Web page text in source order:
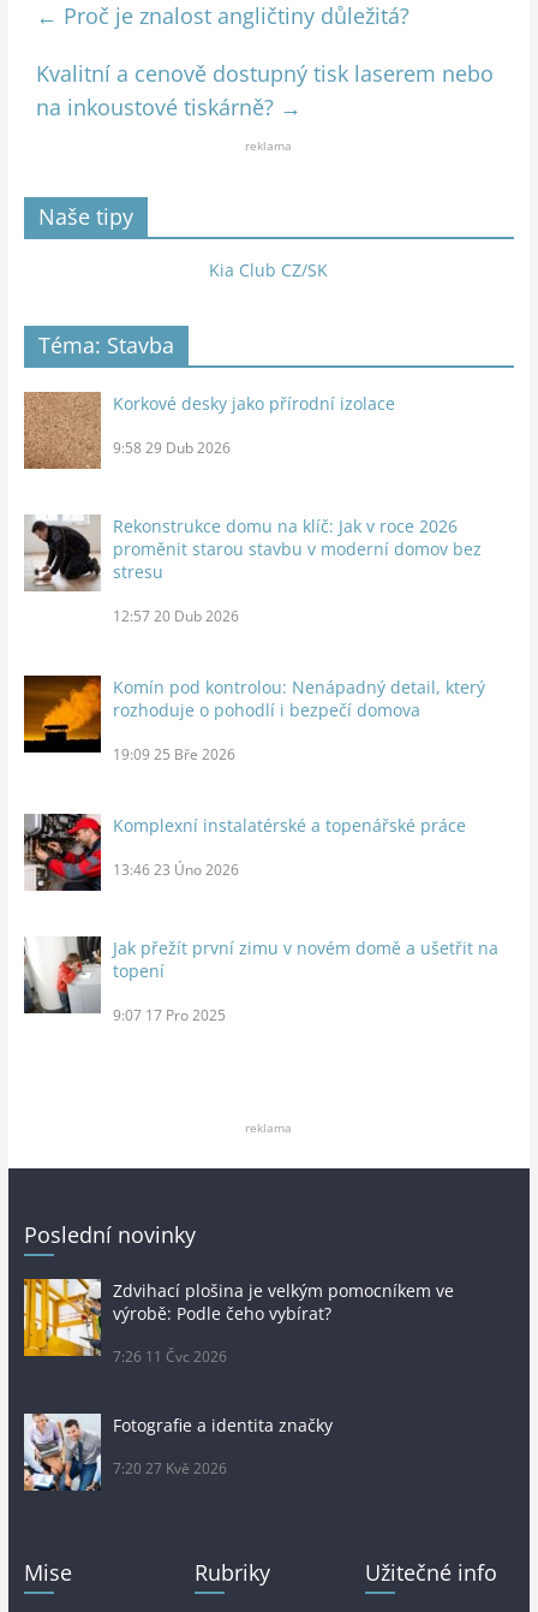
← Proč je znalost angličtiny důležitá?
Kvalitní a cenově dostupný tisk laserem nebo
na inkoustové tiskárně? →
reklama
Naše tipy
Kia Club CZ/SK
Téma: Stavba
Korkové desky jako přírodní izolace
9:58 29 Dub 2026
Rekonstrukce domu na klíč: Jak v roce 2026
proměnit starou stavbu v moderní domov bez
stresu
12:57 20 Dub 2026
Komín pod kontrolou: Nenápadný detail, který
rozhoduje o pohodlí i bezpečí domova
19:09 25 Bře 2026
Komplexní instalatérské a topenářské práce
13:46 23 Úno 2026
Jak přežít první zimu v novém domě a ušetřit na
topení
9:07 17 Pro 2025
reklama
Poslední novinky
Zdvihací plošina je velkým pomocníkem ve
výrobě: Podle čeho vybírat?
7:26 11 Čvc 2026
Fotografie a identita značky
7:20 27 Kvě 2026
Mise Rubriky Užitečné info